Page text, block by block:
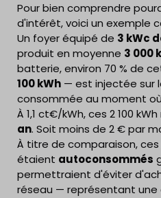
Pour bien comprendre
d'intérêt, voici un exemple
Un foyer équipé de 3 kWc
produit en moyenne 3 000
batterie, environ 70 % de
100 kWh — est injectée sur
consommée au moment
À 1,1 ct€/kWh, ces 2 100
an. Soit moins de 2 € par
À titre de comparaison, ces
étaient autoconsommés
permettraient d'éviter
réseau — représentant une